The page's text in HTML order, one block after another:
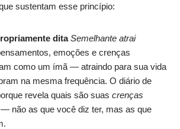
sustentam esse princípio:
dita Semelhante atrai
emoções e crenças
como um ímã — atraindo para sua vida
na mesma frequência. O diário de
revela quais são suas crenças
não as que você diz ter, mas as que